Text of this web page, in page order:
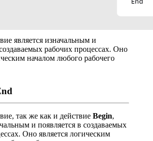
является изначальным и
рабочих процессах. Оно
началом любого рабочего
так же как и действие Begin,
и появляется в создаваемых
Оно является логическим